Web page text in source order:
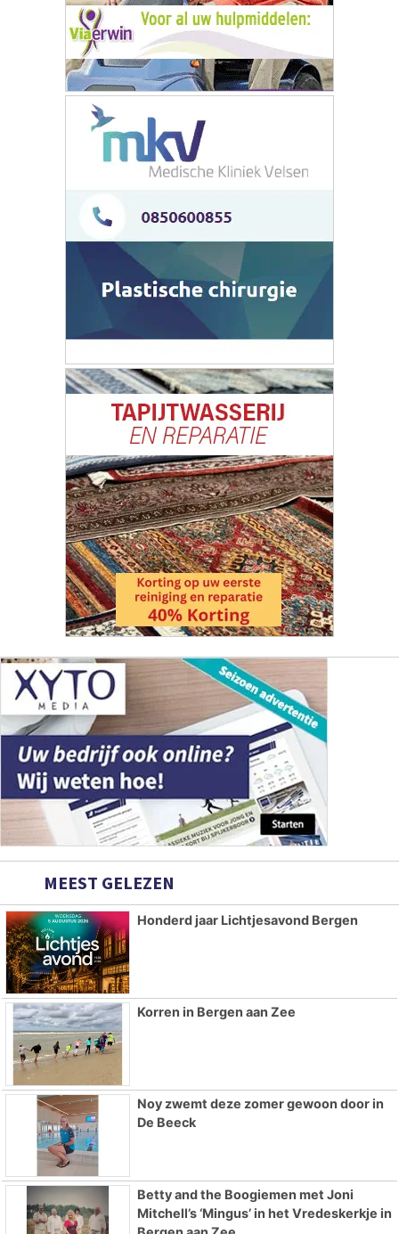
MEEST GELEZEN
Honderd jaar Lichtjesavond Bergen
Korren in Bergen aan Zee
Noy zwemt deze zomer gewoon door in
De Beeck
Betty and the Boogiemen met Joni
Mitchell’s ‘Mingus’ in het Vredeskerkje in